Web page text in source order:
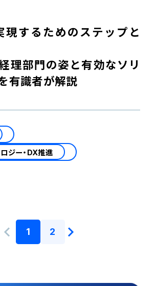
現するためのステップと
理部門の姿と有効なソリ
有識者が解説
ジー・DX推進
1 2